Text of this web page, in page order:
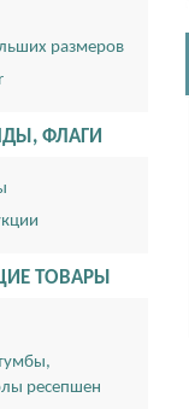
размеров
ФЛАГИ
ТОВАРЫ
ресепшен